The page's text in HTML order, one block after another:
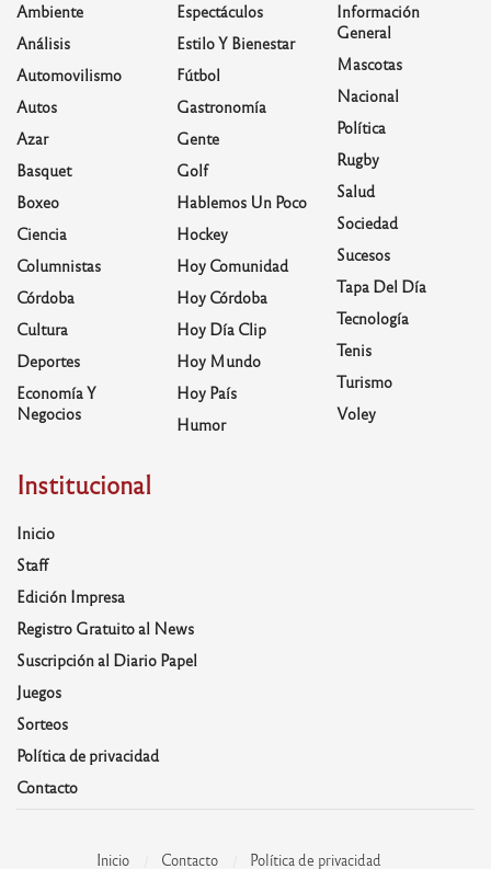
Ambiente
Análisis
Automovilismo
Autos
Azar
Basquet
Boxeo
Ciencia
Columnistas
Córdoba
Cultura
Deportes
Economía Y
Negocios
Espectáculos
Estilo Y Bienestar
Fútbol
Gastronomía
Gente
Golf
Hablemos Un Poco
Hockey
Hoy Comunidad
Hoy Córdoba
Hoy Día Clip
Hoy Mundo
Hoy País
Humor
Información
General
Mascotas
Nacional
Política
Rugby
Salud
Sociedad
Sucesos
Tapa Del Día
Tecnología
Tenis
Turismo
Voley
Institucional
Inicio
Staff
Edición Impresa
Registro Gratuito al News
Suscripción al Diario Papel
Juegos
Sorteos
Política de privacidad
Contacto
Inicio Contacto Política de privacidad